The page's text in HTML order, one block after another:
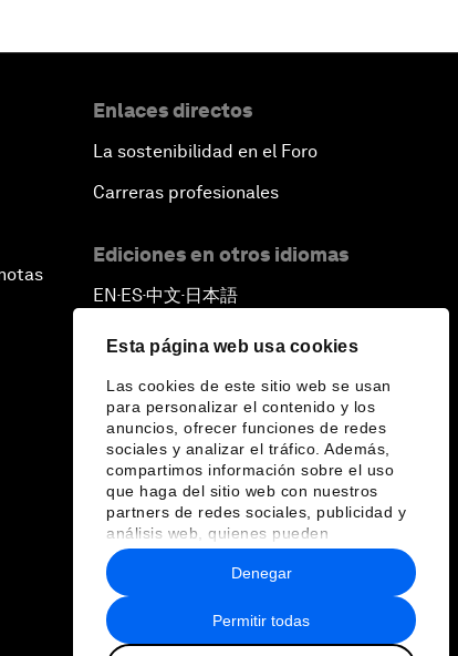
Esta página web usa cookies
Las cookies de este sitio web se usan
para personalizar el contenido y los
anuncios, ofrecer funciones de redes
sociales y analizar el tráfico. Además,
compartimos información sobre el uso
que haga del sitio web con nuestros
partners de redes sociales, publicidad y
análisis web, quienes pueden
combinarla con otra información que les
haya proporcionado o que hayan
recopilado a partir del uso que haya
hecho de sus servicios.
Permitir todas
Denegar
Enlaces directos
La sostenibilidad en el Foro
Carreras profesionales
Ediciones en otros idiomas
EN ▪ ES▪中文▪ 日本語